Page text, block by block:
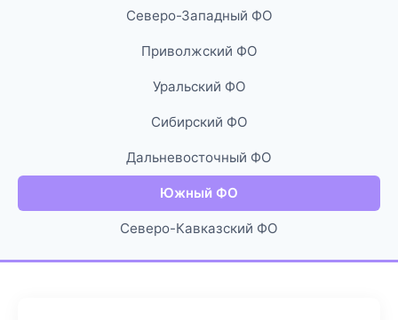
Северо-Западный ФО
Приволжский ФО
Уральский ФО
Сибирский ФО
Дальневосточный ФО
Южный ФО
Северо-Кавказский ФО